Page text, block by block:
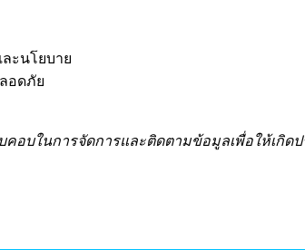
ะนโยบาย
อดภัย
อบในการจัดการและติดตามข้อมูลเพื่อให้เกิ